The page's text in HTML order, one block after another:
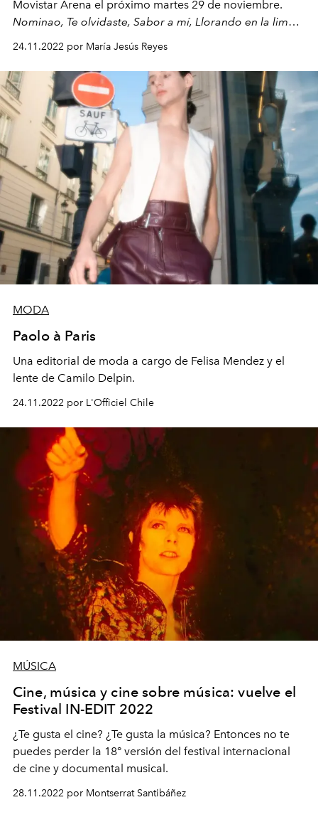
Movistar Arena el próximo martes 29 de noviembre.
Nominao, Te olvidaste, Sabor a mí, Llorando en la limo y
que harán de este concierto una fiesta española.
24.11.2022 por María Jesús Reyes
MODA
Paolo à Paris
Una editorial de moda a cargo de Felisa Mendez y el
lente de Camilo Delpin.
24.11.2022 por L'Officiel Chile
MÚSICA
Cine, música y cine sobre música: vuelve el
Festival IN-EDIT 2022
¿Te gusta el cine? ¿Te gusta la música? Entonces no te
puedes perder la 18° versión del festival internacional
de cine y documental musical.
28.11.2022 por Montserrat Santibáñez